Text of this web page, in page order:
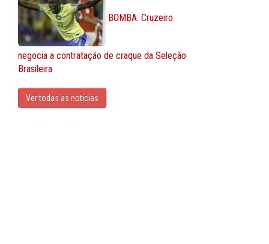
BOMBA: Cruzeiro
negocia a contratação de craque da Seleção
Brasileira
Ver todas as noticias